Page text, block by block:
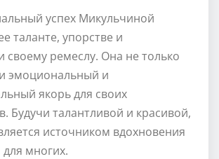
успех Микульчиной
таланте, упорстве и
своему ремеслу. Она не только
эмоциональный и
якорь для своих
Будучи талантливой и красивой,
источником вдохновения
многих.